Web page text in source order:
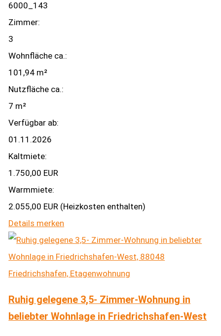
6000_143
Zimmer:
3
Wohnfläche ca.:
101,94 m²
Nutzfläche ca.:
7 m²
Verfügbar ab:
01.11.2026
Kaltmiete:
1.750,00 EUR
Warmmiete:
2.055,00 EUR (Heizkosten enthalten)
Details merken
Ruhig gelegene 3,5- Zimmer-Wohnung in
beliebter Wohnlage in Friedrichshafen-West